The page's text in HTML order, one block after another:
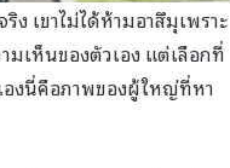
เขาไม่ได้ห้ามอาสึมุเพราะ
มเห็นของตัวเอง แต่เลือกที่
องนี่คือภาพของผู้ใหญ่ที่หา